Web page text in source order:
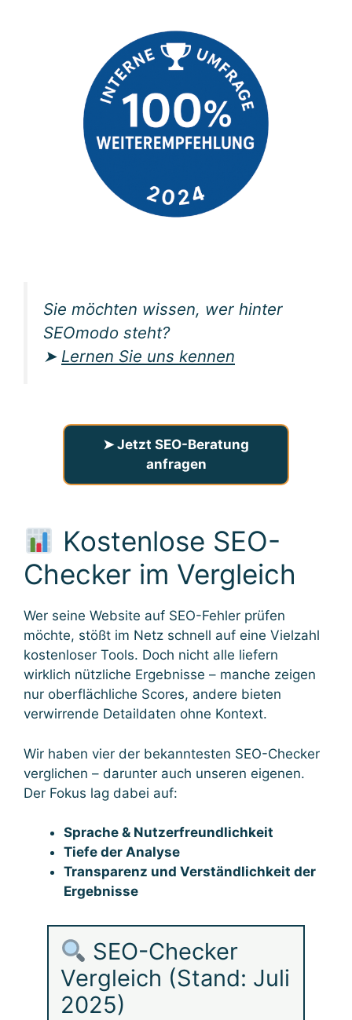
Sie möchten wissen, wer hinter
SEOmodo steht?
➤ Lernen Sie uns kennen
➤ Jetzt SEO-Beratung
anfragen
Kostenlose SEO-
Checker im Vergleich
Wer seine Website auf SEO-Fehler prüfen
möchte, stößt im Netz schnell auf eine Vielzahl
kostenloser Tools. Doch nicht alle liefern
wirklich nützliche Ergebnisse – manche zeigen
nur oberflächliche Scores, andere bieten
verwirrende Detaildaten ohne Kontext.
Wir haben vier der bekanntesten SEO-Checker
verglichen – darunter auch unseren eigenen.
Der Fokus lag dabei auf:
Sprache & Nutzerfreundlichkeit
Tiefe der Analyse
Transparenz und Verständlichkeit der
Ergebnisse
SEO-Checker
Vergleich (Stand: Juli
2025)